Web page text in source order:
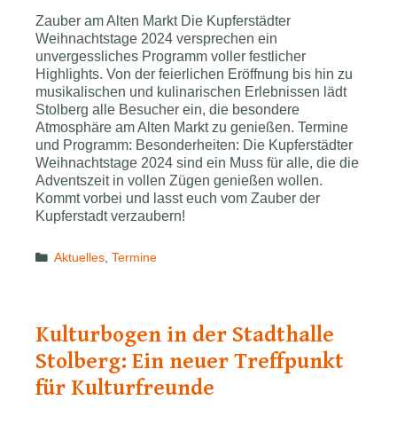
Zauber am Alten Markt Die Kupferstädter
Weihnachtstage 2024 versprechen ein
unvergessliches Programm voller festlicher
Highlights. Von der feierlichen Eröffnung bis hin zu
musikalischen und kulinarischen Erlebnissen lädt
Stolberg alle Besucher ein, die besondere
Atmosphäre am Alten Markt zu genießen. Termine
und Programm: Besonderheiten: Die Kupferstädter
Weihnachtstage 2024 sind ein Muss für alle, die die
Adventszeit in vollen Zügen genießen wollen.
Kommt vorbei und lasst euch vom Zauber der
Kupferstadt verzaubern!
Categories
Aktuelles,Termine
Kulturbogen in der Stadthalle
Stolberg: Ein neuer Treffpunkt
für Kulturfreunde